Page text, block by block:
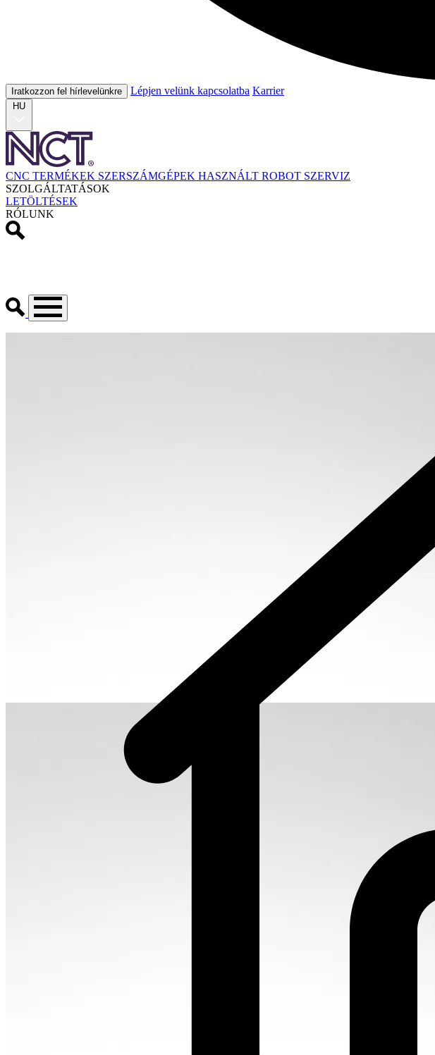
Iratkozzon fel hírlevelünkre Lépjen velünk kapcsolatba Karrier
HU
CNC TERMÉKEK SZERSZÁMGÉPEK HASZNÁLT ROBOT SZERVIZ
SZOLGÁLTATÁSOK
LETÖLTÉSEK
RÓLUNK